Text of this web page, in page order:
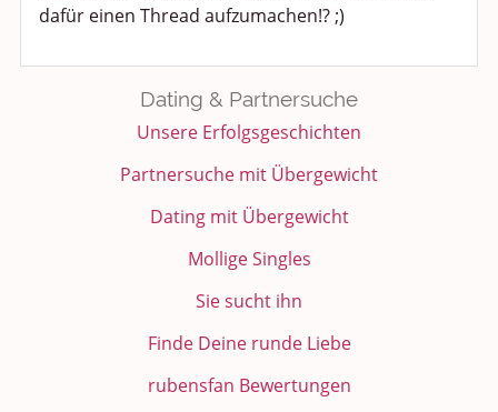
dafür einen Thread aufzumachen!? ;)
Dating & Partnersuche
Unsere Erfolgsgeschichten
Partnersuche mit Übergewicht
Dating mit Übergewicht
Mollige Singles
Sie sucht ihn
Finde Deine runde Liebe
rubensfan Bewertungen